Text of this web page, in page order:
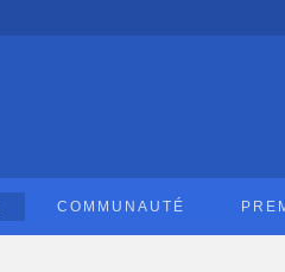
COMMUNAUTÉ